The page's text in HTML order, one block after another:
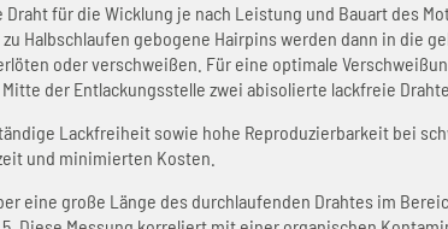
für die Wicklung je nach Leistung und Bauart des
Halbschlaufen gebogene Hairpins werden dann in die
oder verschweißen. Für eine optimale
der Entlackungsstelle zwei abisolierte lackfreie
Lackfreiheit sowie hohe Reproduzierbarkeit bei
und minimierten Kosten.
eine große Länge des durchlaufenden Drahtes im